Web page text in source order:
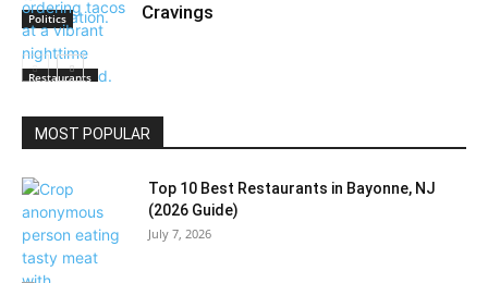
Politics
Restaurants
Cravings
MOST POPULAR
Top 10 Best Restaurants in Bayonne, NJ
(2026 Guide)
July 7, 2026